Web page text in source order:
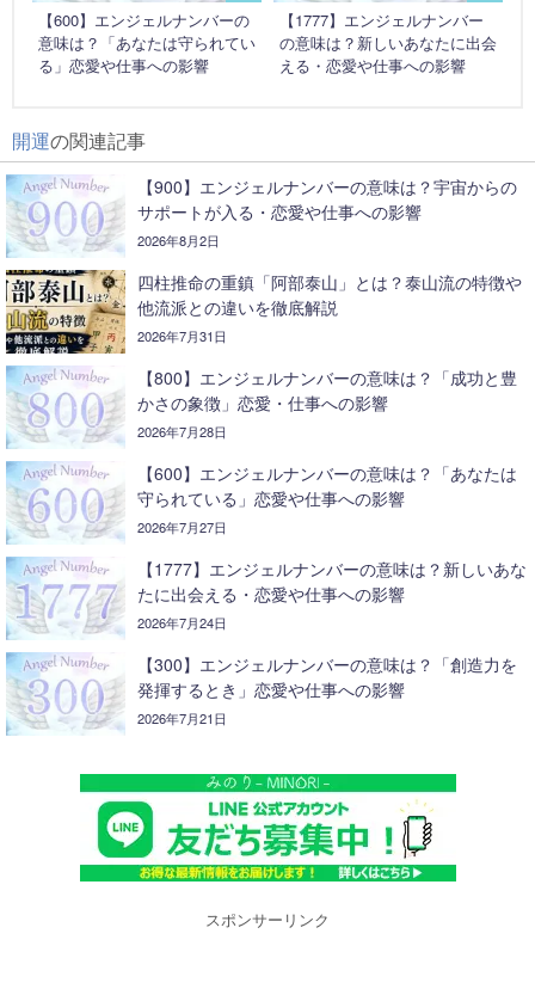
【600】エンジェルナンバーの
意味は？「あなたは守られてい
る」恋愛や仕事への影響
【1777】エンジェルナンバー
の意味は？新しいあなたに出会
える・恋愛や仕事への影響
開運の関連記事
【900】エンジェルナンバーの意味は？宇宙からの
サポートが入る・恋愛や仕事への影響
2026年8月2日
四柱推命の重鎮「阿部泰山」とは？泰山流の特徴や
他流派との違いを徹底解説
2026年7月31日
【800】エンジェルナンバーの意味は？「成功と豊
かさの象徴」恋愛・仕事への影響
2026年7月28日
【600】エンジェルナンバーの意味は？「あなたは
守られている」恋愛や仕事への影響
2026年7月27日
【1777】エンジェルナンバーの意味は？新しいあな
たに出会える・恋愛や仕事への影響
2026年7月24日
【300】エンジェルナンバーの意味は？「創造力を
発揮するとき」恋愛や仕事への影響
2026年7月21日
スポンサーリンク